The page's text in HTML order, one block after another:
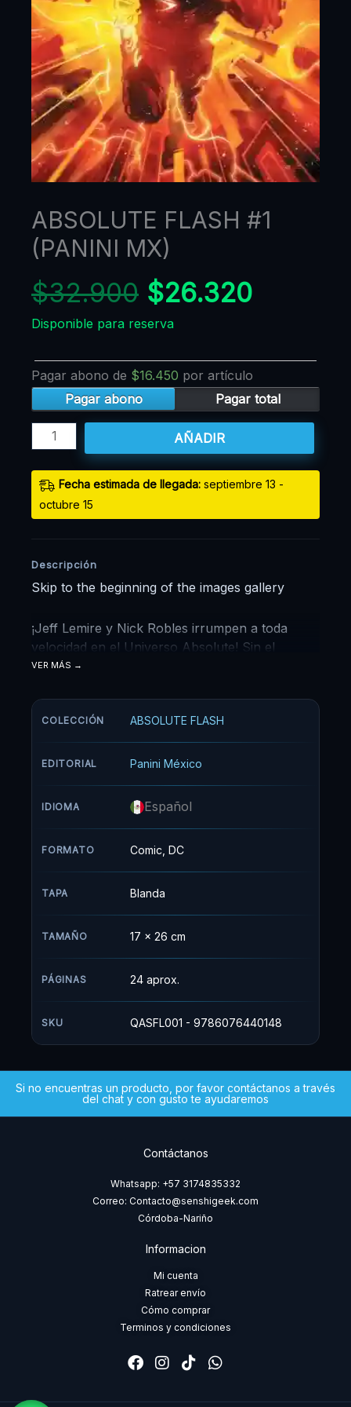
ABSOLUTE FLASH #1
(PANINI MX)
$32.900 $26.320
Disponible para reserva
Pagar abono de $16.450 por artículo
Pagar abono
Pagar total
AÑADIR
Fecha estimada de llegada: septiembre 13 -
octubre 15
Descripción
Skip to the beginning of the images gallery
¡Jeff Lemire y Nick Robles irrumpen a toda
velocidad en el Universo Absolute! Sin el
mentor… sin la familia… sin la Fuerza de la
Escarlata Absoluto!
VER MÁS
COLECCIÓN ABSOLUTE FLASH
EDITORIAL Panini México
IDIOMA Español
FORMATO Comic, DC
TAPA Blanda
TAMAÑO 17 x 26 cm
PÁGINAS 24 aprox.
SKU QASFL001 - 9786076440148
Si no encuentras un producto, por favor contáctanos a través
del chat y con gusto te ayudaremos
Contáctanos
Whatsapp: +57 3174835332
Correo: Contacto@senshigeek.com
Córdoba-Nariño
Informacion
Mi cuenta
Ratrear envío
Cómo comprar
Terminos y condiciones
F
a
I
n
T
i
W
h